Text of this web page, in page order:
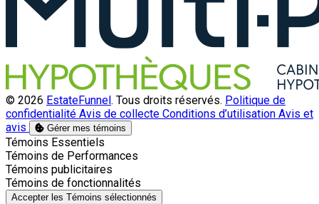
© 2026 EstateFunnel. Tous droits réservés. Politique de
confidentialité Avis de collecte Conditions d’utilisation Avis et
avis
Gérer mes témoins
Activer
Témoins Essentiels
Activer
Témoins de Performances
Activer
Témoins publicitaires
Activer
Témoins de fonctionnalités
Accepter les Témoins sélectionnés